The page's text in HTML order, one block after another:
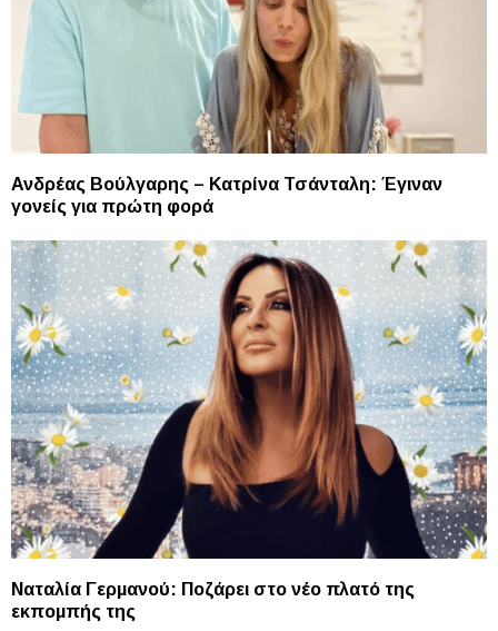
Ανδρέας Βούλγαρης – Κατρίνα Τσάνταλη: Έγιναν
γονείς για πρώτη φορά
Ναταλία Γερμανού: Ποζάρει στο νέο πλατό της
εκπομπής της